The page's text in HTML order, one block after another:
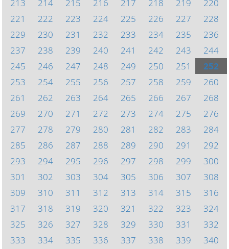
213
214 215 216 217 218 219
220
221
222 223 224 225 226 227
228
229
230 231 232 233 234 235
236
237
238 239 240 241 242 243
244
245
246 247 248 249 250 251
252
253
254 255 256 257 258 259
260
261
262 263 264 265 266 267
268
269
270 271 272 273 274 275
276
277
278 279 280 281 282 283
284
285
286 287 288 289 290 291
292
293
294 295 296 297 298 299
300
301
302 303 304 305 306 307
308
309
310 311 312 313 314 315
316
317
318 319 320 321 322 323
324
325
326 327 328 329 330 331
332
333
334 335 336 337 338 339 340